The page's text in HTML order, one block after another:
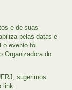
e de suas
pelas datas e
o evento foi
Organizadora do
sugerimos
link: